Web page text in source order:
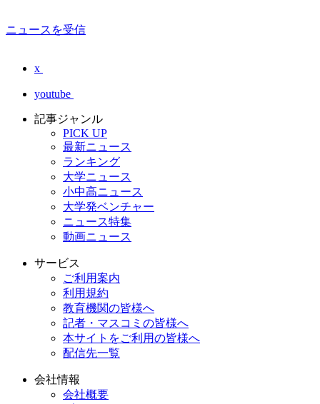
ニュースを受信
x
youtube
記事ジャンル
PICK UP
最新ニュース
ランキング
大学ニュース
小中高ニュース
大学発ベンチャー
ニュース特集
動画ニュース
サービス
ご利用案内
利用規約
教育機関の皆様へ
記者・マスコミの皆様へ
本サイトをご利用の皆様へ
配信先一覧
会社情報
会社概要